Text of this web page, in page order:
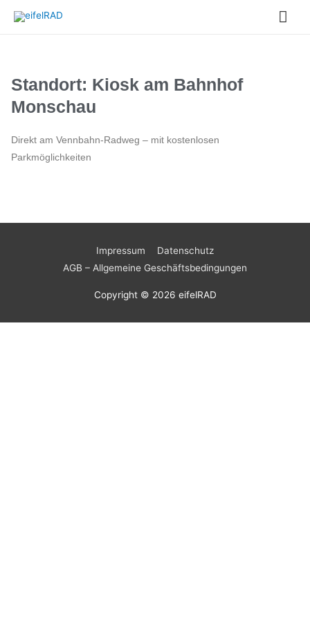
Standort: Kiosk am Bahnhof
Monschau
Direkt am Vennbahn-Radweg – mit kostenlosen
Parkmöglichkeiten
Impressum
Datenschutz
AGB – Allgemeine Geschäftsbedingungen
Copyright © 2026 eifelRAD